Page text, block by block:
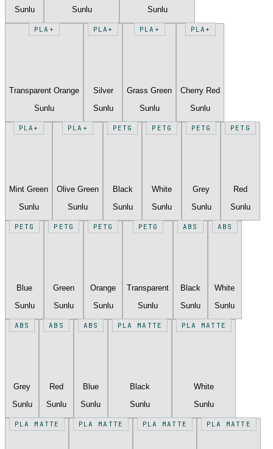
Sunlu
Sunlu
Sunlu
PLA+
Transparent Orange
Sunlu
PLA+
Silver
Sunlu
PLA+
Grass Green
Sunlu
PLA+
Cherry Red
Sunlu
PLA+
Mint Green
Sunlu
PLA+
Olive Green
Sunlu
PETG
Black
Sunlu
PETG
White
Sunlu
PETG
Grey
Sunlu
PETG
Red
Sunlu
PETG
Blue
Sunlu
PETG
Green
Sunlu
PETG
Orange
Sunlu
PETG
Transparent
Sunlu
ABS
Black
Sunlu
ABS
White
Sunlu
ABS
Grey
Sunlu
ABS
Red
Sunlu
ABS
Blue
Sunlu
PLA MATTE
Black
Sunlu
PLA MATTE
White
Sunlu
PLA MATTE PLA MATTE PLA MATTE PLA MATTE